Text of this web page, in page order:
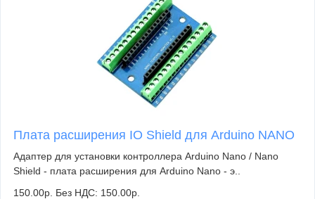
Плата расширения IO Shield для Arduino NANO
Адаптер для установки контроллера Arduino Nano / Nano
Shield - плата расширения для Arduino Nano - э..
150.00р. Без НДС: 150.00р.